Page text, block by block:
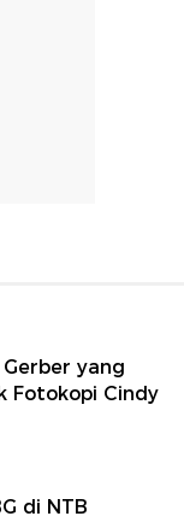
yang
Fotokopi Cindy
di NTB